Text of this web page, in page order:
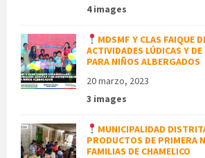
4 images
MDSMF Y CLAS FAIQUE
ACTIVIDADES LÚDICAS Y
PARA NIÑOS ALBERGADOS
20 marzo, 2023
3 images
MUNICIPALIDAD
PRODUCTOS DE PRIMERA
FAMILIAS DE CHAMELICO